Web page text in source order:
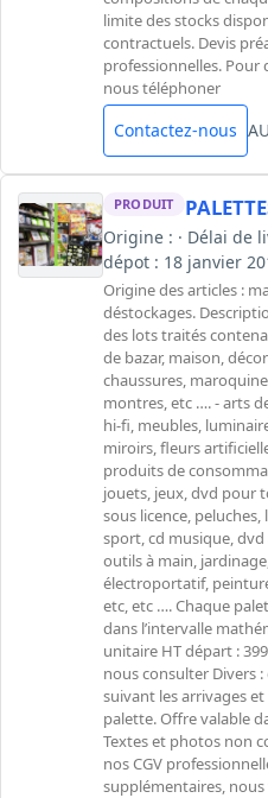
limite des stocks
contractuels. Devis
professionnelles. Pour
nous téléphoner
Contactez-nous
PRODUIT
Origine : · Délai de
dépot : 18 janvier
Origine des articles :
déstockages.
des lots traités
de bazar, maison,
chaussures,
montres, etc …. - arts
hi-fi, meubles,
miroirs, fleurs
produits de
jouets, jeux, dvd pour
sous licence,
sport, cd musique,
outils à main,
électroportatif,
etc, etc …. Chaque
dans l’intervalle
unitaire HT départ :
nous consulter Divers
suivant les arrivages
palette. Offre valable
Textes et photos non
nos CGV
supplémentaires,